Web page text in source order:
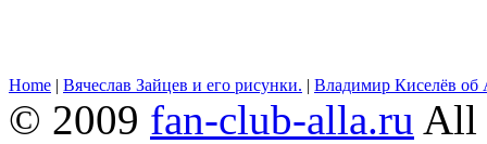
Home | Вячеслав Зайцев и его рисунки. | Владимир Киселёв об
© 2009 fan-club-alla.ru All